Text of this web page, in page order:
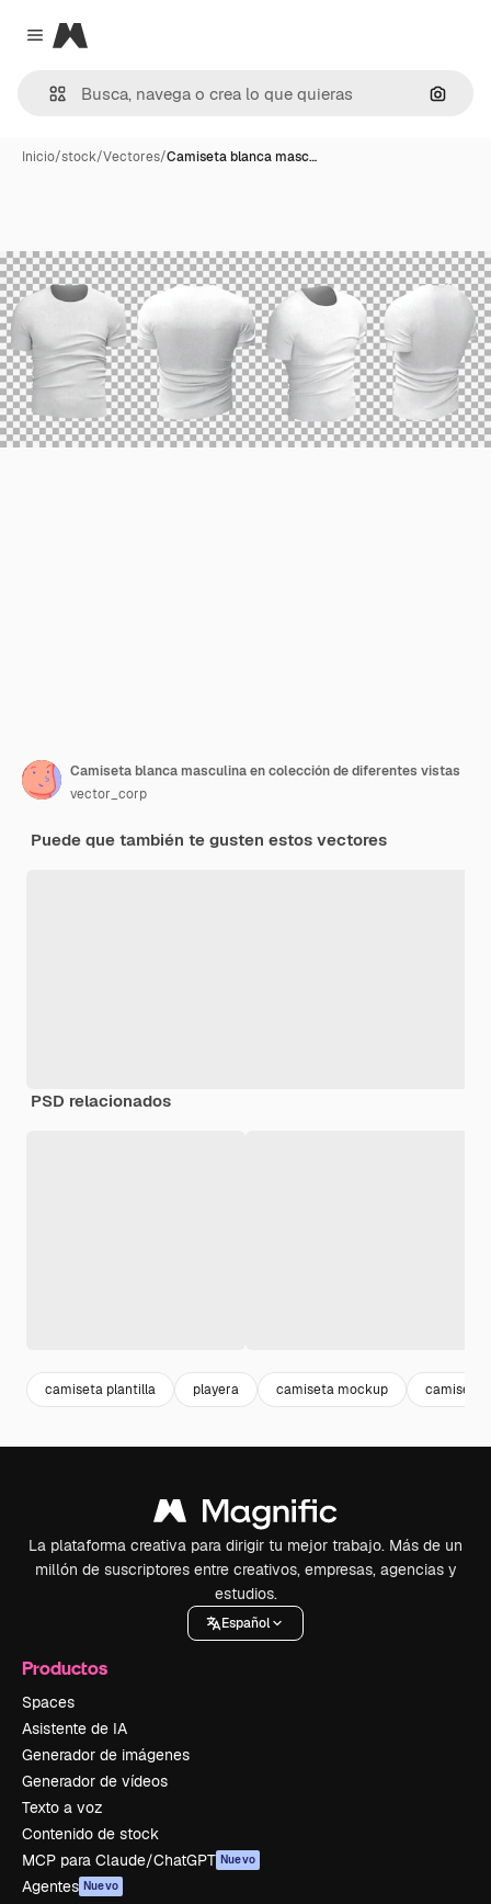
Close menu
Magnific
Inicio/stock/Vectores/Camiseta blanca masc…
Camiseta blanca masculina en colección de diferentes vistas
vector_corp
Puede que también te gusten estos vectores
PSD relacionados
camiseta plantilla playera camiseta mockup camiseta
La plataforma creativa para dirigir tu mejor trabajo. Más de un
millón de suscriptores entre creativos, empresas, agencias y
estudios.
Español
Productos
Spaces
Asistente de IA
Generador de imágenes
Generador de vídeos
Texto a voz
Contenido de stock
MCP para Claude/ChatGPT Nuevo
Agentes Nuevo